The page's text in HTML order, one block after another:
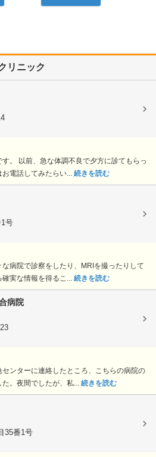
リニック
。 以前、急な体調不良で夕方に診てもらっ
電話してみたらい... 続きを読む
号
病院で診察をしたり、MRIを撮ったりして
実な情報を得るこ... 続きを読む
病院
ンターに連絡したところ、こちらの病院の
。夜間でしたが、私... 続きを読む
35番1号